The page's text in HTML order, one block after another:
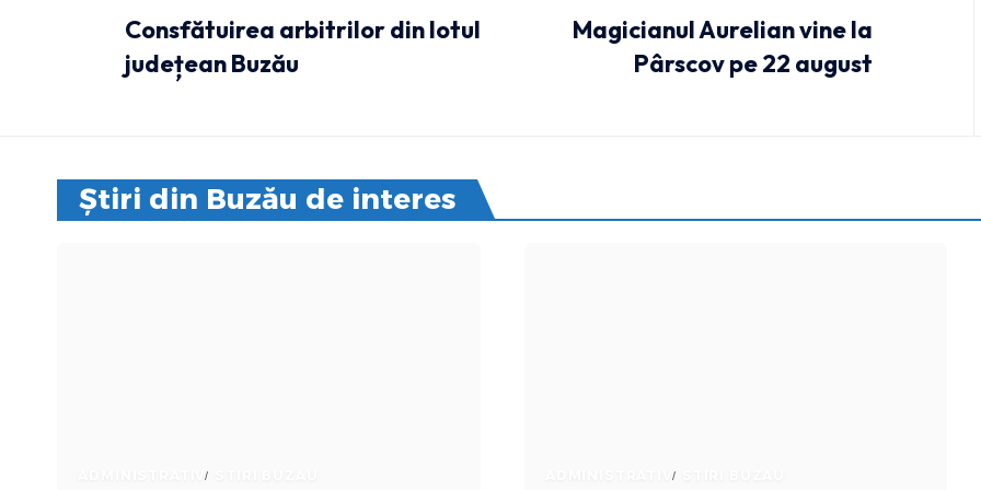
Consfătuirea arbitrilor din lotul
județean Buzău
Magicianul Aurelian vine la
Pârscov pe 22 august
Știri din Buzău de interes
ADMINISTRATIV ADMINISTRATIV